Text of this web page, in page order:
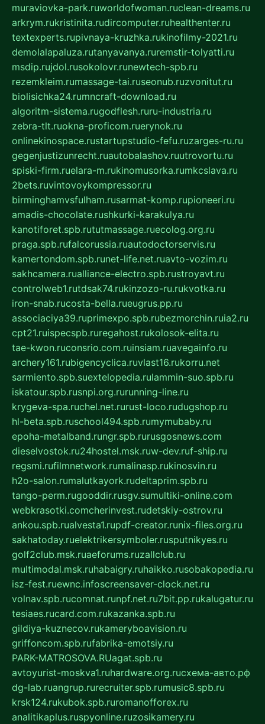
muraviovka-park.ruworldofwoman.ruclean-dreams.ru
arkrym.rukristinita.rudircomputer.ruhealthenter.ru
textexperts.rupivnaya-kruzhka.rukinofilmy-2021.ru
demolalapaluza.rutanyavanya.ruremstir-tolyatti.ru
msdip.rujdol.rusokolovr.runewtech-spb.ru
rezemkleim.rumassage-tai.ruseonub.ruzvonitut.ru
biolisichka24.rumncraft-download.ru
algoritm-sistema.rugodflesh.ruru-industria.ru
zebra-tlt.ruokna-proficom.ruerynok.ru
onlinekinospace.rustartupstudio-fefu.ruzarges-ru.ru
gegenjustizunrecht.ruautobalashov.ruutrovortu.ru
spiski-firm.ruelara-m.rukinomusorka.rumkcslava.ru
2bets.ruvintovoykompressor.ru
birminghamvsfulham.rusarmat-komp.rupioneeri.ru
amadis-chocolate.rushkurki-karakulya.ru
kanotiforet.spb.rututmassage.ruecolog.org.ru
praga.spb.rufalcorussia.ruautodoctorservis.ru
kamertondom.spb.runet-life.net.ruavto-vozim.ru
sakhcamera.rualliance-electro.spb.rustroyavt.ru
controlweb1.rutdsak74.rukinzozo-ru.rukvotka.ru
iron-snab.rucosta-bella.rueugrus.pp.ru
associaciya39.ruprimexpo.spb.rubezmorchin.ruia2.ru
cpt21.ruispecspb.ruregahost.rukolosok-elita.ru
tae-kwon.ruconsrio.com.ruinsiam.ruavegainfo.ru
archery161.rubigencyclica.ruvlast16.rukorru.net
sarmiento.spb.suextelopedia.rulammin-suo.spb.ru
iskatour.spb.rusnpi.org.rurunning-line.ru
krygeva-spa.ruchel.net.rurust-loco.rudugshop.ru
hl-beta.spb.ruschool494.spb.rumymubaby.ru
epoha-metalband.rungr.spb.rurusgosnews.com
dieselvostok.ru24hostel.msk.ruw-dev.ruf-ship.ru
regsmi.rufilmnetwork.rumalinasp.rukinosvin.ru
h2o-salon.rumalutkayork.rudeltaprim.spb.ru
tango-perm.rugooddir.rusgv.sumultiki-online.com
webkrasotki.comcherinvest.rudetskiy-ostrov.ru
ankou.spb.rualvesta1.rupdf-creator.runix-files.org.ru
sakhatoday.ruelektrikersymboler.rusputnikyes.ru
golf2club.msk.ruaeforums.ruzallclub.ru
multimodal.msk.ruhabaigry.ruhaikko.rusobakopedia.ru
isz-fest.ruewnc.infoscreensaver-clock.net.ru
volnav.spb.rucomnat.runpf.net.ru7bit.pp.rukalugatur.ru
tesiaes.rucard.com.rukazanka.spb.ru
gildiya-kuznecov.rukameryboavision.ru
griffoncom.spb.rufabrika-emotsiy.ru
PARK-MATROSOVA.RUagat.spb.ru
avtoyurist-moskva1.ruhardware.org.ruсхема-авто.рф
dg-lab.ruangrup.rurecruiter.spb.rumusic8.spb.ru
krsk124.rukubok.spb.ruromanofforex.ru
analitikaplus.ruspyonline.ruzosikamery.ru